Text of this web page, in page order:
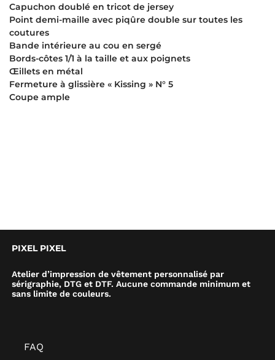
Capuchon doublé en tricot de jersey
Point demi-maille avec piqûre double sur toutes les
coutures
Bande intérieure au cou en sergé
Bords-côtes 1/1 à la taille et aux poignets
Œillets en métal
Fermeture à glissière « Kissing » N° 5
Coupe ample
PIXEL PIXEL
Atelier d’impression de vêtement personnalisé par
sérigraphie, DTG et DTF. Aucune commande minimum et
sans limite de couleurs.
FAQ